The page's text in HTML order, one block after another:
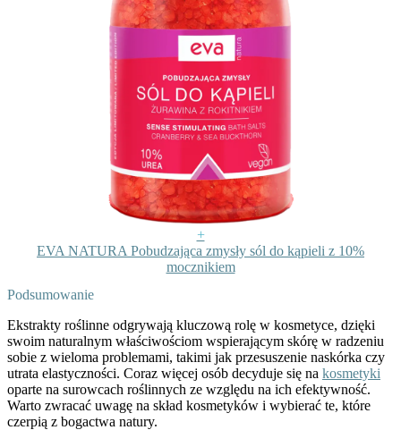
+
EVA NATURA Pobudzająca zmysły sól do kąpieli z 10%
mocznikiem
Podsumowanie
Ekstrakty roślinne odgrywają kluczową rolę w kosmetyce, dzięki
swoim naturalnym właściwościom wspierającym skórę w radzeniu
sobie z wieloma problemami, takimi jak przesuszenie naskórka czy
utrata elastyczności. Coraz więcej osób decyduje się na kosmetyki
oparte na surowcach roślinnych ze względu na ich efektywność.
Warto zwracać uwagę na skład kosmetyków i wybierać te, które
czerpią z bogactwa natury.